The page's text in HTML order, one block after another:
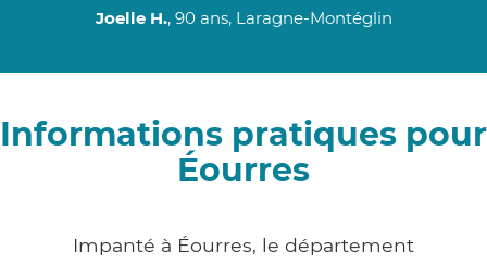
Joelle H., 90 ans, Laragne-Montéglin
Informations pratiques pour
Éourres
Impanté à Éourres, le département